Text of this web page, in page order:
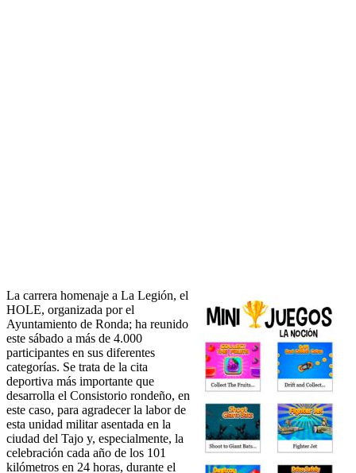
La carrera homenaje a La Legión, el
HOLE, organizada por el
Ayuntamiento de Ronda; ha reunido
este sábado a más de 4.000
participantes en sus diferentes
categorías. Se trata de la cita
deportiva más importante que
desarrolla el Consistorio rondeño, en
este caso, para agradecer la labor de
esta unidad militar asentada en la
ciudad del Tajo y, especialmente, la
celebración cada año de los 101
kilómetros en 24 horas, durante el